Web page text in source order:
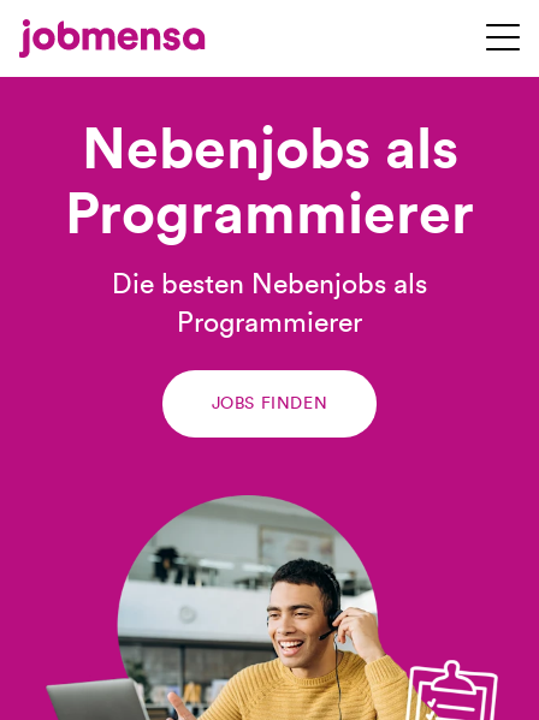
Nebenjobs als
Programmierer
Die besten Nebenjobs als
Programmierer
JOBS FINDEN